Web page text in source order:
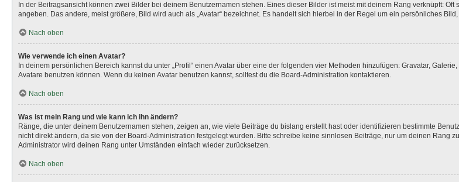
In der Beitragsansicht können zwei Bilder bei deinem Benutzernamen stehen. Eines dieser Bilder ist meist mit deinem Rang verknüpft:
angeben. Das andere, meist größere, Bild wird auch als „Avatar“ bezeichnet. Es handelt sich hierbei in der Regel um ein persönliches
Nach oben
Wie verwende ich einen Avatar?
In deinem persönlichen Bereich kannst du unter „Profil“ einen Avatar über eine der folgenden vier Methoden hinzufügen: Gravatar,
Avatare benutzen können. Wenn du keinen Avatar benutzen kannst, solltest du die Board-Administration kontaktieren.
Nach oben
Was ist mein Rang und wie kann ich ihn ändern?
Ränge, die unter deinem Benutzernamen stehen, zeigen an, wie viele Beiträge du bislang erstellt hast oder identifizieren bestimmte
nicht direkt ändern, da sie von der Board-Administration festgelegt wurden. Bitte schreibe keine sinnlosen Beiträge, nur um deinen
Administrator wird deinen Rang unter Umständen einfach wieder zurücksetzen.
Nach oben